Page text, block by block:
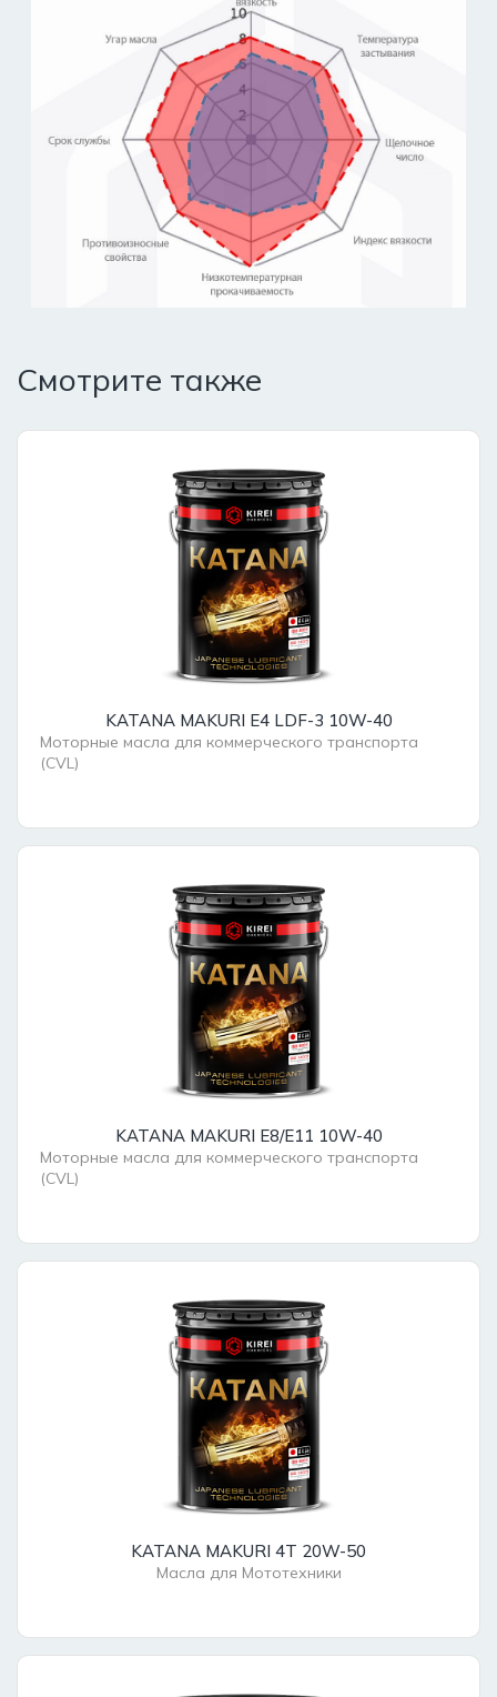
Смотрите также
KATANA MAKURI E4 LDF-3 10W-40
Моторные масла для коммерческого транспорта
(CVL)
KATANA MAKURI E8/E11 10W-40
Моторные масла для коммерческого транспорта
(CVL)
KATANA MAKURI 4T 20W-50
Масла для Мототехники